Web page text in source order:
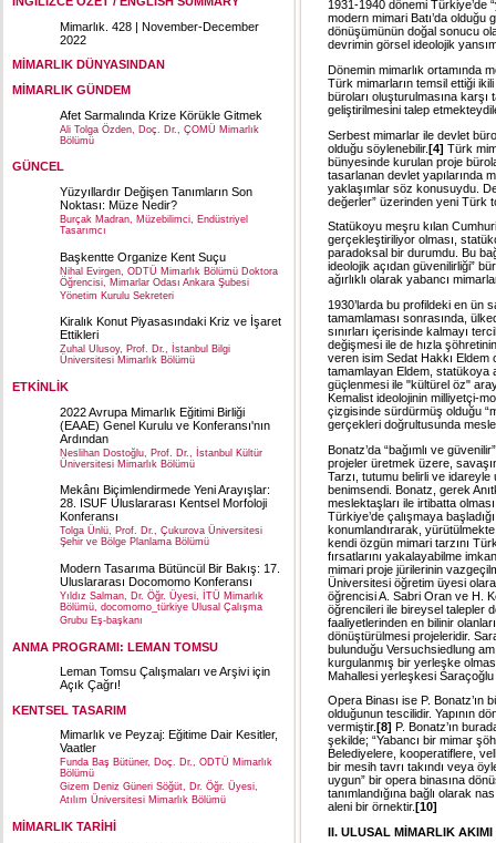
Mimarlık. 428 | November-December
2022
MİMARLIK DÜNYASINDAN
MİMARLIK GÜNDEM
Afet Sarmalında Krize Körükle Gitmek
Ali Tolga Özden, Doç. Dr., ÇOMÜ Mimarlık
Bölümü
GÜNCEL
Yüzyıllardır Değişen Tanımların Son
Noktası: Müze Nedir?
Burçak Madran, Müzebilimci, Endüstriyel
Tasarımcı
Başkentte Organize Kent Suçu
Nihal Evirgen, ODTÜ Mimarlık Bölümü Doktora
Öğrencisi, Mimarlar Odası Ankara Şubesi
Yönetim Kurulu Sekreteri
Kiralık Konut Piyasasındaki Kriz ve İşaret
Ettikleri
Zuhal Ulusoy, Prof. Dr., İstanbul Bilgi
Üniversitesi Mimarlık Bölümü
ETKİNLİK
2022 Avrupa Mimarlık Eğitimi Birliği
(EAAE) Genel Kurulu ve Konferansı'nın
Ardından
Neslihan Dostoğlu, Prof. Dr., İstanbul Kültür
Üniversitesi Mimarlık Bölümü
Mekânı Biçimlendirmede Yeni Arayışlar:
28. ISUF Uluslararası Kentsel Morfoloji
Konferansı
Tolga Ünlü, Prof. Dr., Çukurova Üniversitesi
Şehir ve Bölge Planlama Bölümü
Modern Tasarıma Bütüncül Bir Bakış: 17.
Uluslararası Docomomo Konferansı
Yıldız Salman, Dr. Öğr. Üyesi, İTÜ Mimarlık
Bölümü, docomomo_türkiye Ulusal Çalışma
Grubu Eş-başkanı
ANMA PROGRAMI: LEMAN TOMSU
Leman Tomsu Çalışmaları ve Arşivi için
Açık Çağrı!
KENTSEL TASARIM
Mimarlık ve Peyzaj: Eğitime Dair Kesitler,
Vaatler
Funda Baş Bütüner, Doç. Dr., ODTÜ Mimarlık
Bölümü
Gizem Deniz Güneri Söğüt, Dr. Öğr. Üyesi,
Atılım Üniversitesi Mimarlık Bölümü
MİMARLIK TARİHİ
1931-1940 dönemi Türkiye’de
modern mimari Batı’da
dönüşümünün doğal sonucu
devrimin görsel ideolojik
Dönemin mimarlık ortamında
Türk mimarların temsil ettiği
büroları oluşturulmasına karşı
geliştirilmesini talep
Serbest mimarlar ile devlet
olduğu söylenebilir.[4] Türk
bünyesinde kurulan proje
tasarlanan devlet yapılarında
yaklaşımlar söz konusuydu.
değerler” üzerinden yeni Türk
Statükoyu meşru kılan
gerçekleştiriliyor olması,
paradoksal bir durumdu. Bu
ideolojik açıdan güvenilirliği”
ağırlıklı olarak yabancı
1930’larda bu profildeki en ün
tamamlaması sonrasında,
sınırları içerisinde kalmayı
değişmesi ile de hızla
veren isim Sedat Hakkı Eldem
tamamlayan Eldem, statükoya
güçlenmesi ile "kültürel öz"
Kemalist ideolojinin milliyetçi-
çizgisinde sürdürmüş olduğu
gerçekleri doğrultusunda
Bonatz’da “bağımlı ve
projeler üretmek üzere,
Tarzı, tutumu belirli ve
benimsendi. Bonatz, gerek
meslektaşları ile irtibatta
Türkiye’de çalışmaya
konumlandırarak,
kendi özgün mimari tarzını
fırsatlarını yakalayabilme
mimari proje jürilerinin
Üniversitesi öğretim üyesi
öğrencisi A. Sabri Oran ve H.
öğrencileri ile bireysel talepler
faaliyetlerinden en bilinir
dönüştürülmesi projeleridir.
bulunduğu Versuchsiedlung
kurgulanmış bir yerleşke
Mahallesi yerleşkesi
Opera Binası ise P. Bonatz’ın
olduğunun tescilidir. Yapının
vermiştir. [8] P. Bonatz’ın
şekilde; “Yabancı bir mimar
Belediyelere, kooperatiflere,
bir mesih tavrı takındı veya
uygun” bir opera binasına
tanımlandığına bağlı olarak
aleni bir örnektir. [10]
II. ULUSAL MİMARLIK AKIMI